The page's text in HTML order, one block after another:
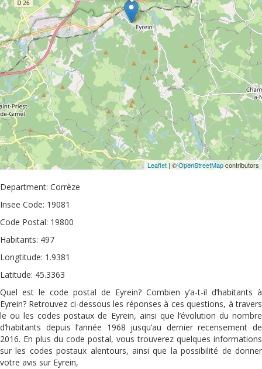
Leaflet | ©OpenStreetMapcontributors
Department: Corrèze
Insee Code: 19081
Code Postal: 19800
Habitants: 497
Longtitude: 1.9381
Latitude: 45.3363
Quel est le code postal de Eyrein? Combien y’a-t-il d’habitants à
Eyrein? Retrouvez ci-dessous les réponses à ces questions, à travers
le ou les codes postaux de Eyrein, ainsi que l’évolution du nombre
d’habitants depuis l’année 1968 jusqu’au dernier recensement de
2016. En plus du code postal, vous trouverez quelques informations
sur les codes postaux alentours, ainsi que la possibilité de donner
votre avis sur Eyrein,